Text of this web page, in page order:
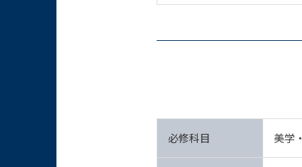
必修科目 美学